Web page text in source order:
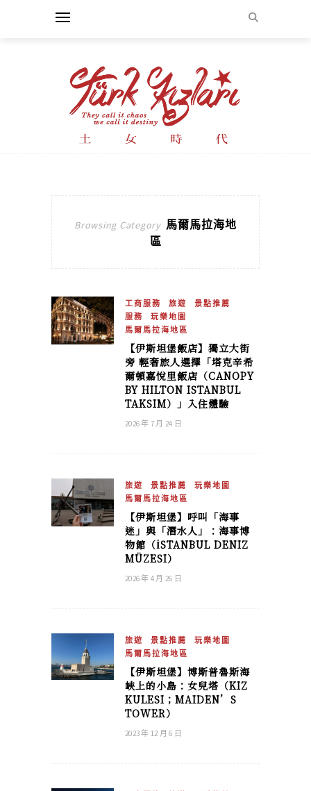
Browsing Category 馬爾馬拉海地
區
工商服務 旅遊
景點推薦
服務
玩樂地圖
馬爾馬拉海地區
【伊斯坦堡飯店】獨立大街
旁 輕奢旅人選擇「塔克辛希
爾頓嘉悅里飯店（CANOPY
BY HILTON ISTANBUL
TAKSIM）」入住體驗
2026 年 7 月 24 日
旅遊 景點推薦
玩樂地圖
馬爾馬拉海地區
【伊斯坦堡】呼叫「海事
迷」與「潛水人」：海事博
物館（İSTANBUL DENIZ
MÜZESI）
2026 年 4 月 26 日
旅遊 景點推薦
玩樂地圖
馬爾馬拉海地區
【伊斯坦堡】博斯普魯斯海
峽上的小島：女兒塔（KIZ
KULESI；MAIDEN’S
TOWER）
2023 年 12 月 6 日